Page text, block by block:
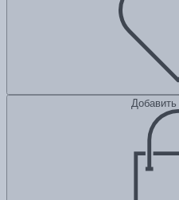
Добавить